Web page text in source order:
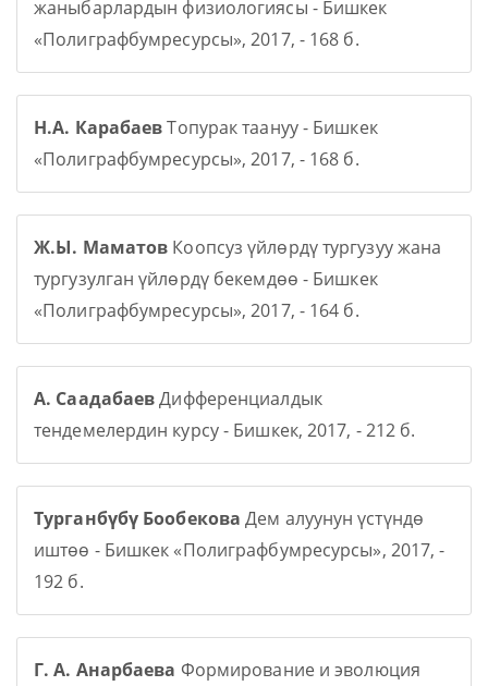
жаныбарлардын физиологиясы - Бишкек
«Полиграфбумресурсы», 2017, - 168 б.
Н.А. КарабаевТопурак таануу - Бишкек
«Полиграфбумресурсы», 2017, - 168 б.
Ж.Ы. Маматов Коопсуз үйлөрдү тургузуу жана
тургузулган үйлөрдү бекемдөө - Бишкек
«Полиграфбумресурсы», 2017, - 164 б.
А. СаадабаевДифференциалдык
тендемелердин курсу - Бишкек, 2017, - 212 б.
Турганбүбү Бообекова Дем алуунун үстүндө
иштөө - Бишкек «Полиграфбумресурсы», 2017, -
192 б.
Г. А. Анарбаева Формирование и эволюция